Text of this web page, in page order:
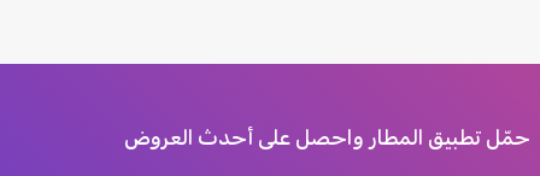
حمّل تطبيق المطار واحصل على أحدث العروض